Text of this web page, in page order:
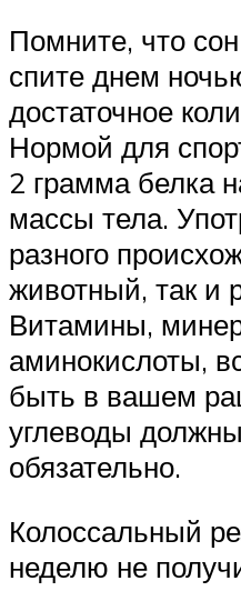
Помните, что
спите днем
достаточное
Нормой для
2 грамма белка
массы тела.
разного
животный, так и
Витамины,
аминокислоты,
быть в вашем
углеводы
обязательно.
Колоссальный
неделю не